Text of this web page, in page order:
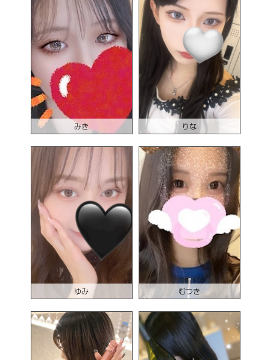
みき りな
ゆみ むつき